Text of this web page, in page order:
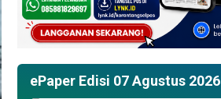
ePaper Edisi 07 Agustus 2026